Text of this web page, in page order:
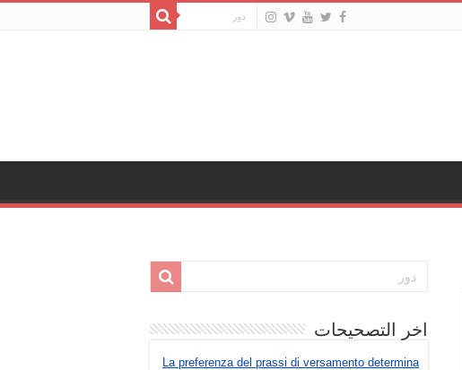
اخر التصحيحات
La preferenza del prassi di versamento determina